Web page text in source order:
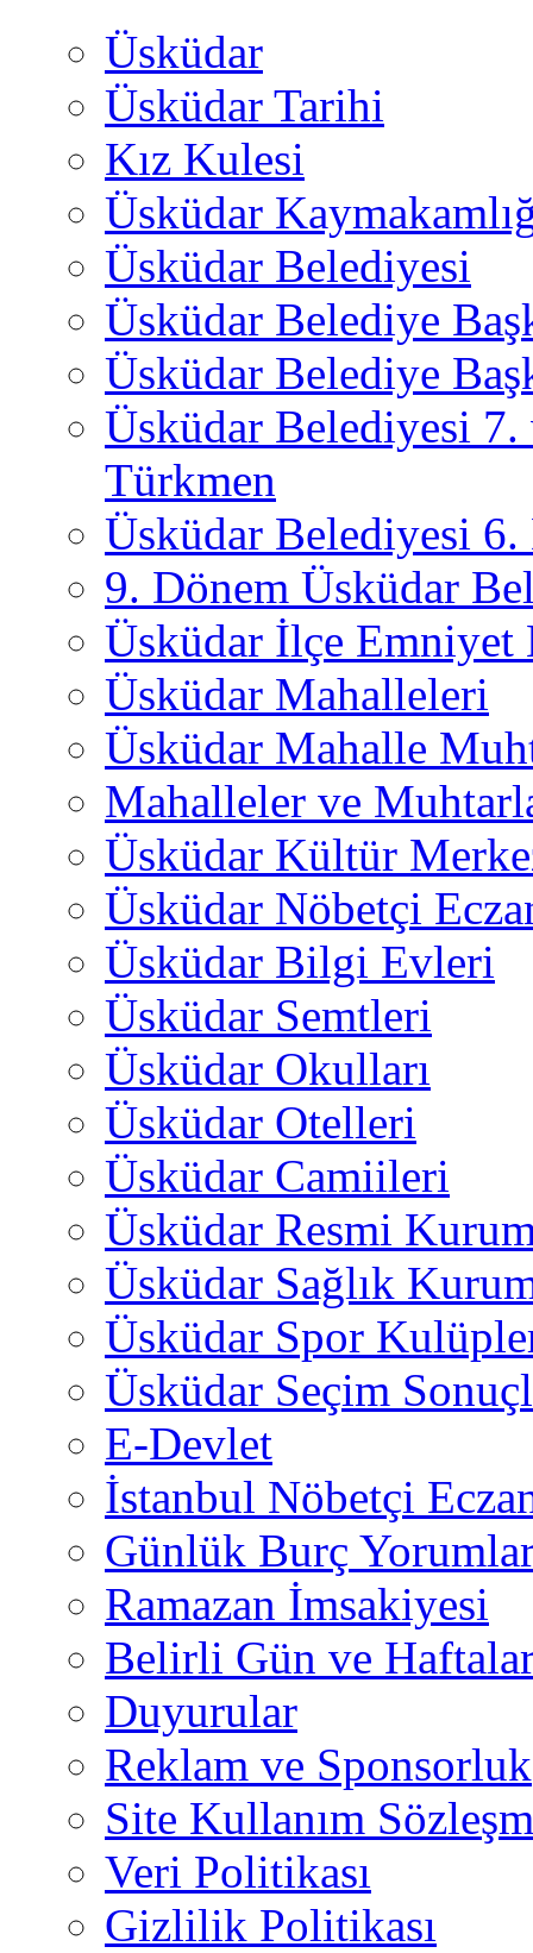
Üsküdar
Üsküdar Tarihi
Kız Kulesi
Üsküdar
Üsküdar Belediyesi
Üsküdar Belediye
Üsküdar Belediye
Üsküdar Belediyesi
Türkmen
Üsküdar Belediyesi 6.
9. Dönem Üsküdar
Üsküdar İlçe
Üsküdar Mahalleleri
Üsküdar Mahalle
Mahalleler ve
Üsküdar Kültür
Üsküdar Nöbetçi
Üsküdar Bilgi Evleri
Üsküdar Semtleri
Üsküdar Okulları
Üsküdar Otelleri
Üsküdar Camiileri
Üsküdar Resmi
Üsküdar Sağlık
Üsküdar Spor
Üsküdar Seçim
E-Devlet
İstanbul Nöbetçi
Günlük Burç
Ramazan İmsakiyesi
Belirli Gün ve
Duyurular
Reklam ve Sponsorluk
Site Kullanım
Veri Politikası
Gizlilik Politikası